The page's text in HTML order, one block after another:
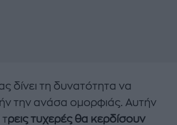
δίνει τη δυνατότητα να
την ανάσα ομορφιάς. Αυτήν
ρεις τυχερές θα κερδίσουν